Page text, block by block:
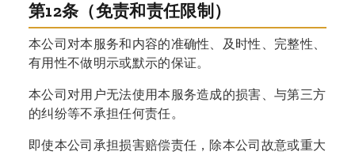
第12条（免责和责任限制）
本公司对本服务和内容的准确性、及时性、完整性、
有用性不做明示或默示的保证。
本公司对用户无法使用本服务造成的损害、与第三方
的纠纷等不承担任何责任。
即使本公司承担损害赔偿责任，除本公司故意或重大